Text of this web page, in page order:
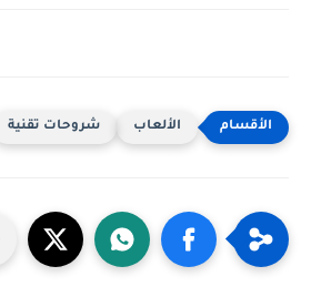
الألعاب شروحات تقنية